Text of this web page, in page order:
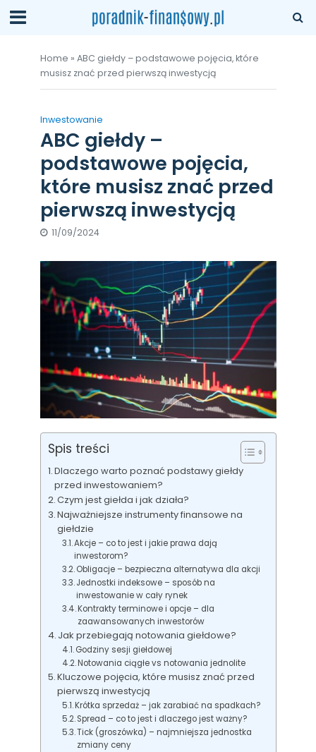
Home » ABC giełdy – podstawowe pojęcia, które
musisz znać przed pierwszą inwestycją
Inwestowanie
ABC giełdy –
podstawowe pojęcia,
które musisz znać przed
pierwszą inwestycją
11/09/2024
Spis treści
Dlaczego warto poznać podstawy giełdy
przed inwestowaniem?
Czym jest giełda i jak działa?
Najważniejsze instrumenty finansowe na
giełdzie
Akcje – co to jest i jakie prawa dają
inwestorom?
Obligacje – bezpieczna alternatywa dla akcji
Jednostki indeksowe – sposób na
inwestowanie w cały rynek
Kontrakty terminowe i opcje – dla
zaawansowanych inwestorów
Jak przebiegają notowania giełdowe?
Godziny sesji giełdowej
Notowania ciągłe vs notowania jednolite
Kluczowe pojęcia, które musisz znać przed
pierwszą inwestycją
Krótka sprzedaż – jak zarabiać na spadkach?
Spread – co to jest i dlaczego jest ważny?
Tick (groszówka) – najmniejsza jednostka
zmiany ceny